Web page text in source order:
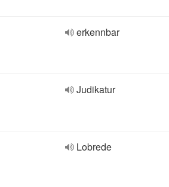
erkennbar
Judikatur
Lobrede